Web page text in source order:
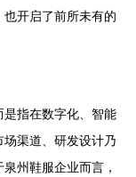
开启了前所未有的
指在数字化、智能
渠道、研发设计乃
州鞋服企业而言，